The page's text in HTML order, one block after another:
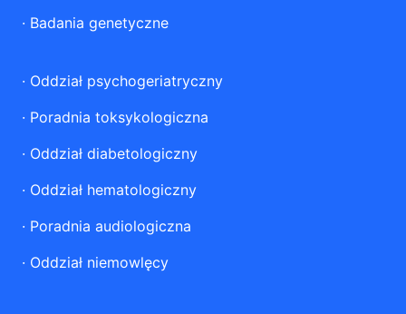
· Badania genetyczne
· Oddział psychogeriatryczny
· Poradnia toksykologiczna
· Oddział diabetologiczny
· Oddział hematologiczny
· Poradnia audiologiczna
· Oddział niemowlęcy